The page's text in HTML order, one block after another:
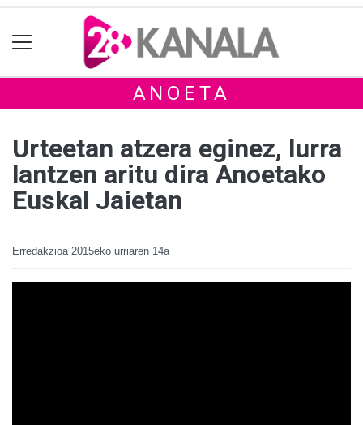
ANOETA
Urteetan atzera eginez, lurra
lantzen aritu dira Anoetako
Euskal Jaietan
Erredakzioa 2015eko urriaren 14a